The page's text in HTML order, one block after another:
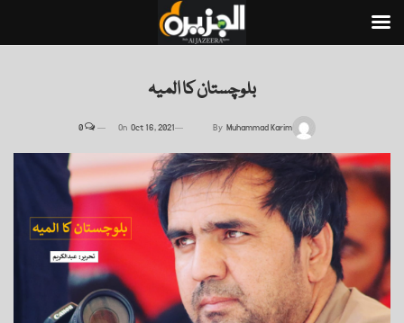
بلوچستان کا المیہ
By Muhammad Karim
On Oct 16, 2021
0